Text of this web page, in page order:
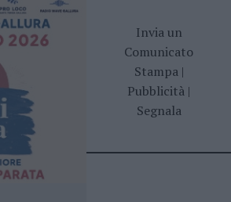
Invia un
Comunicato
Stampa|
Pubblicità |
Segnala